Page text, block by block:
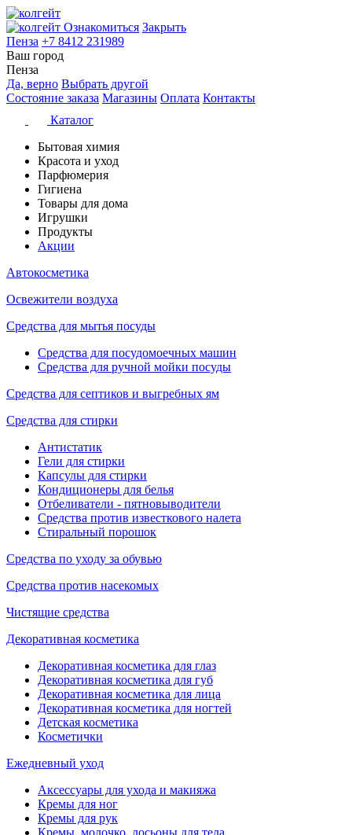
Ознакомиться Закрыть
Пенза +7 8412 231989
Ваш город
Пенза
Да, верно Выбрать другой
Состояние заказа Магазины Оплата Контакты
Каталог
Бытовая химия
Красота и уход
Парфюмерия
Гигиена
Товары для дома
Игрушки
Продукты
Акции
Автокосметика
Освежители воздуха
Средства для мытья посуды
Средства для посудомоечных машин
Средства для ручной мойки посуды
Средства для септиков и выгребных ям
Средства для стирки
Антистатик
Гели для стирки
Капсулы для стирки
Кондиционеры для белья
Отбеливатели - пятновыводители
Средства против известкового налета
Стиральный порошок
Средства по уходу за обувью
Средства против насекомых
Чистящие средства
Декоративная косметика
Декоративная косметика для глаз
Декоративная косметика для губ
Декоративная косметика для лица
Декоративная косметика для ногтей
Детская косметика
Косметички
Ежедневный уход
Аксессуары для ухода и макияжа
Кремы для ног
Кремы для рук
Кремы, молочко, лосьоны для тела